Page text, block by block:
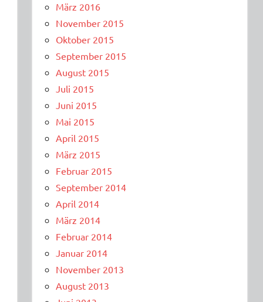
März 2016
November 2015
Oktober 2015
September 2015
August 2015
Juli 2015
Juni 2015
Mai 2015
April 2015
März 2015
Februar 2015
September 2014
April 2014
März 2014
Februar 2014
Januar 2014
November 2013
August 2013